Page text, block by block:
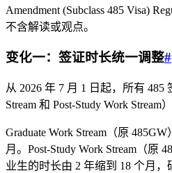
Amendment (Subclass 485 Visa)
不含解读或观点。
变化一：签证时长统一调整#
从 2026 年 7 月 1 日起，所有 485
Stream 和 Post-Study Work Stream
Graduate Work Stream（原
月。Post-Study Work Stream（原
业生的时长由 2 年缩到 18 个月